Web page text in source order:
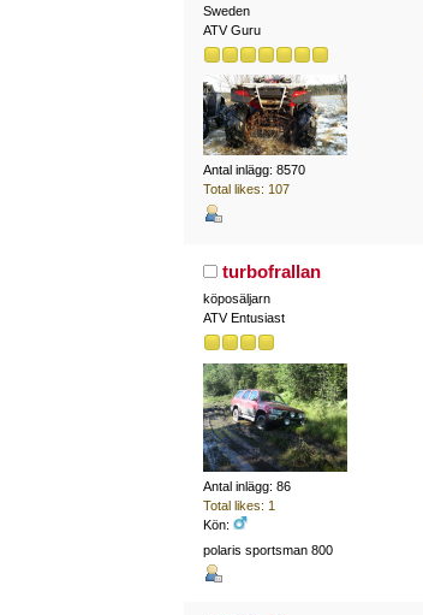
Sweden
ATV Guru
Antal inlägg: 8570
Total likes: 107
turbofrallan
köposäljarn
ATV Entusiast
Antal inlägg: 86
Total likes: 1
Kön:
polaris sportsman 800